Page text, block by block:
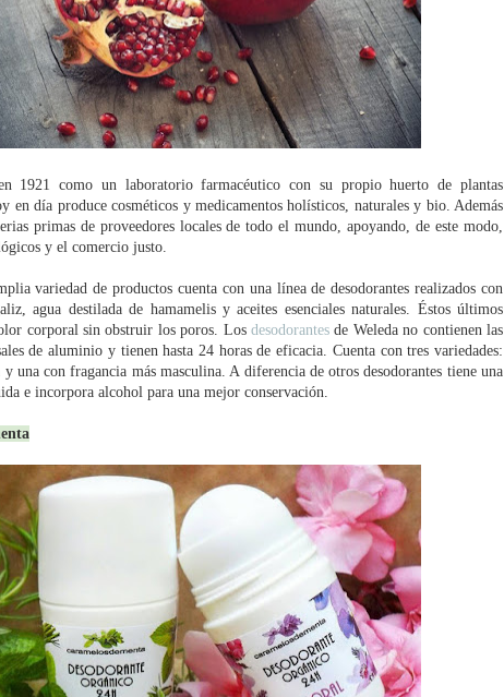
1921 como un laboratorio farmacéutico con su propio huerto de plantas
en día produce cosméticos y medicamentos holísticos, naturales y bio. Además
primas de proveedores locales de todo el mundo, apoyando, de este modo,
y el comercio justo.
variedad de productos cuenta con una línea de desodorantes realizados con
agua destilada de hamamelis y aceites esenciales naturales. Éstos últimos
corporal sin obstruir los poros. Los desodorantes de Weleda no contienen las
de aluminio y tienen hasta 24 horas de eficacia. Cuenta con tres variedades:
una con fragancia más masculina. A diferencia de otros desodorantes tiene una
e incorpora alcohol para una mejor conservación.